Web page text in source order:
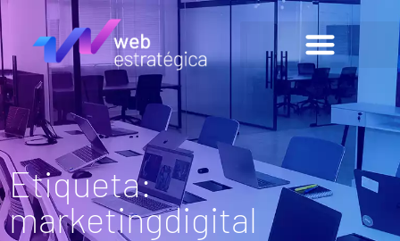
Etiqueta:
marketingdigital